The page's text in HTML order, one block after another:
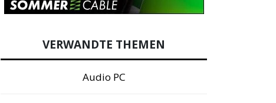
VERWANDTE THEMEN
Audio PC